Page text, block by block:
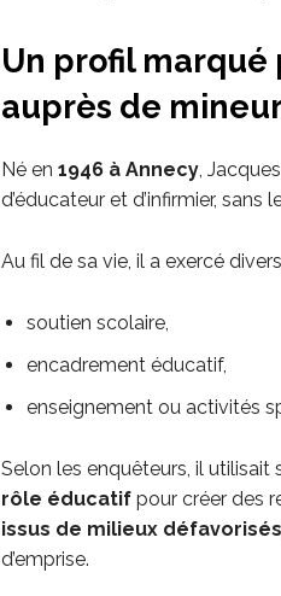
Un profil marqué
auprès de
Né en 1946 à Annecy,
d’éducateur et d’infirmier, sans
Au fil de sa vie, il a exercé
soutien scolaire,
encadrement éducatif,
enseignement ou activités
Selon les enquêteurs, il utilisait
rôle éducatifpour créer des
issus de milieux défavorisés
d’emprise.